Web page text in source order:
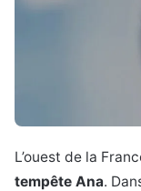
L’ouest de la
tempête Ana.